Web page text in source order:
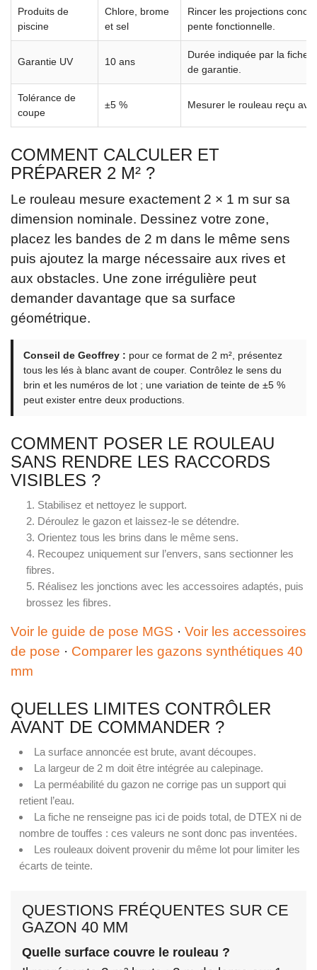
Produits de
piscine
Chlore, brome
et sel
Rincer les projections
pente fonctionnelle.
Garantie UV 10 ans
Durée indiquée par la fiche,
de garantie.
Tolérance de
coupe
±5 % Mesurer le rouleau reçu
COMMENT CALCULER ET
PRÉPARER 2 M² ?
Le rouleau mesure exactement 2 × 1 m sur sa
dimension nominale. Dessinez votre zone,
placez les bandes de 2 m dans le même sens
puis ajoutez la marge nécessaire aux rives et
aux obstacles. Une zone irrégulière peut
demander davantage que sa surface
géométrique.
Conseil de Geoffrey : pour ce format de 2 m², présentez
tous les lés à blanc avant de couper. Contrôlez le sens du
brin et les numéros de lot ; une variation de teinte de ±5 %
peut exister entre deux productions.
COMMENT POSER LE ROULEAU
SANS RENDRE LES RACCORDS
VISIBLES ?
Stabilisez et nettoyez le support.
Déroulez le gazon et laissez-le se détendre.
Orientez tous les brins dans le même sens.
Recoupez uniquement sur l’envers, sans sectionner les
fibres.
Réalisez les jonctions avec les accessoires adaptés, puis
brossez les fibres.
Voir le guide de pose MGS · Voir les accessoires
de pose · Comparer les gazons synthétiques 40
mm
QUELLES LIMITES CONTRÔLER
AVANT DE COMMANDER ?
La surface annoncée est brute, avant découpes.
La largeur de 2 m doit être intégrée au calepinage.
La perméabilité du gazon ne corrige pas un support qui
retient l’eau.
La fiche ne renseigne pas ici de poids total, de DTEX ni de
nombre de touffes : ces valeurs ne sont donc pas inventées.
Les rouleaux doivent provenir du même lot pour limiter les
écarts de teinte.
QUESTIONS FRÉQUENTES SUR CE
GAZON 40 MM
Quelle surface couvre le rouleau ?